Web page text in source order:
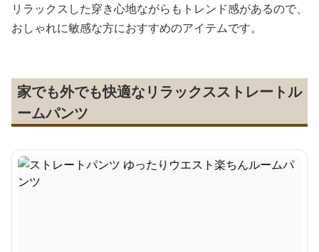
リラックスした穿き心地ながらもトレンド感があるので、
おしゃれに敏感な方におすすめのアイテムです。
家でも外でも快適なリラックスストレートル
ームパンツ